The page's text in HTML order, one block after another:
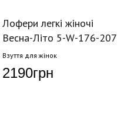
Лофери легкі жіночі
Весна-Літо 5-W-176-207
Взуття для жінок
2190грн